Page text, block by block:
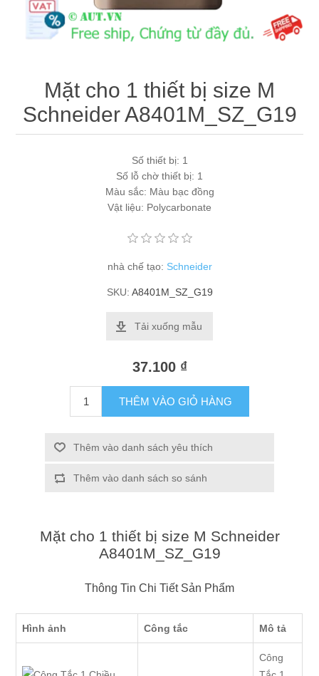
Máy tính công nghiệp
Động cơ servo 2 phase
Quạt thông gió
Phụ Kiện Schneider
Phụ Kiện Siemens
Mặt cho 1 thiết bị size M
Schneider A8401M_SZ_G19
Số thiết bị: 1
Số lỗ chờ thiết bị: 1
Màu sắc: Màu bạc đồng
Vật liệu: Polycarbonate
nhà chế tạo: Schneider
SKU: A8401M_SZ_G19
Tải xuống mẫu
37.100 ₫
THÊM VÀO GIỎ HÀNG
Thêm vào danh sách yêu thích
Thêm vào danh sách so sánh
Mặt cho 1 thiết bị size M Schneider
A8401M_SZ_G19
Thông Tin Chi Tiết Sản Phẩm
Hình ảnh Công tắc Mô tả
Công